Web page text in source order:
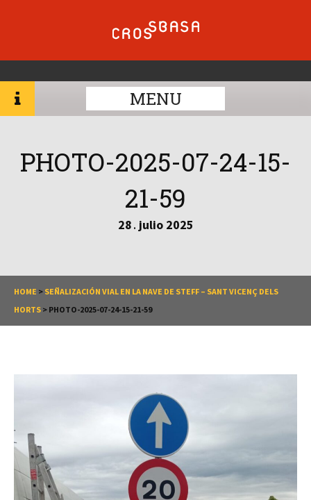
MENU
PHOTO-2025-07-24-15-
21-59
28 . julio 2025
HOME > SEÑALIZACIÓN VIAL EN LA NAVE DE STEFF – SANT VICENÇ DELS
HORTS > PHOTO-2025-07-24-15-21-59